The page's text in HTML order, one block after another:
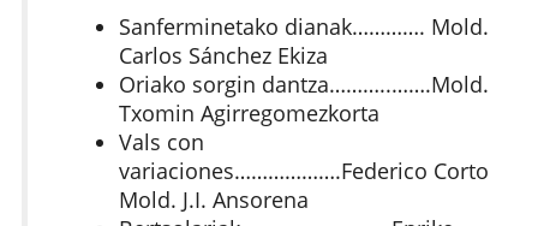
Sanferminetako dianak…………. Mold.
Carlos Sánchez Ekiza
Oriako sorgin dantza………..…….Mold.
Txomin Agirregomezkorta
Vals con
variaciones……………….Federico Corto
Mold. J.I. Ansorena